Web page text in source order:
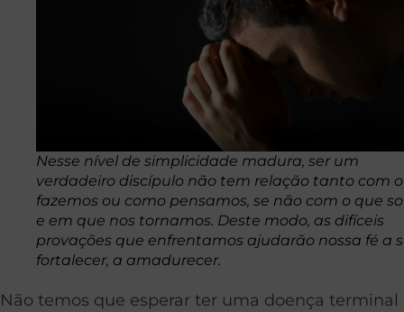
Nesse nível de simplicidade madura, ser um
verdadeiro discípulo não tem relação tanto com
fazemos ou como pensamos, se não com o que
e em que nos tornamos. Deste modo, as difíceis
provações que enfrentamos ajudarão nossa fé a
fortalecer, a amadurecer.
Não temos que esperar ter uma doença terminal